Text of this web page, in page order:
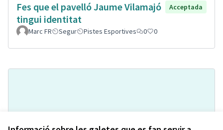
Fes que el pavelló Jaume Vilamajó
tingui identitat
Acceptada
Marc FR Segur Pistes Esportives 0 0